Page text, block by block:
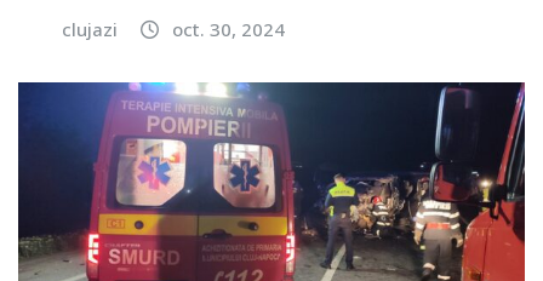
clujazi oct. 30, 2024